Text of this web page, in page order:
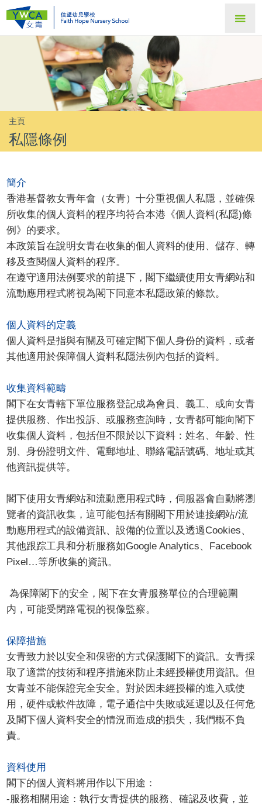
主頁
私隱條例
簡介
香港基督教女青年會（女青）十分重視個人私隱，並確保
所收集的個人資料的程序均符合本港《個人資料(私隱)條
例》的要求。
本政策旨在說明女青在收集的個人資料的使用、儲存、轉
移及查閱個人資料的程序。
在遵守適用法例要求的前提下，閣下繼續使用女青網站和
流動應用程式將視為閣下同意本私隱政策的條款。
個人資料的定義
個人資料是指與有關及可確定閣下個人身份的資料，或者
其他適用於保障個人資料私隱法例內包括的資料。
收集資料範疇
閣下在女青轄下單位服務登記成為會員、義工、或向女青
提供服務、作出投訴、或服務查詢時，女青都可能向閣下
收集個人資料，包括但不限於以下資料：姓名、年齡、性
別、身份證明文件、電郵地址、聯絡電話號碼、地址或其
他資訊提供等。
閣下使用女青網站和流動應用程式時，伺服器會自動將瀏
覽者的資訊收集，這可能包括有關閣下用於連接網站/流
動應用程式的設備資訊、設備的位置以及透過Cookies、
其他跟踪工具和分析服務如Google Analytics、Facebook
Pixel…等所收集的資訊。
為保障閣下的安全，閣下在女青服務單位的合理範圍
内，可能受閉路電視的視像監察。
保障措施
女青致力於以安全和保密的方式保護閣下的資訊。女青採
取了適當的技術和程序措施來防止未經授權使用資訊。但
女青並不能保證完全安全。對於因未經授權的進入或使
用，硬件或軟件故障，電子通信中失敗或延遲以及任何危
及閣下個人資料安全的情況而造成的損失，我們概不負
責。
資料使用
閣下的個人資料將用作以下用途：
-服務相關用途：執行女青提供的服務、確認及收費，並